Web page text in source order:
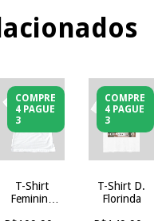
COMPRE
4 PAGUE
3
T-Shirt
Feminina
COMPRE
4 PAGUE
3
T-Shirt D.
Florinda